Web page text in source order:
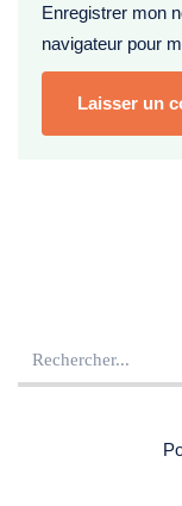
Enregistrer mon
navigateur pour